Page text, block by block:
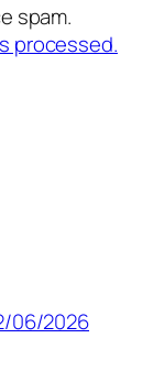
spam.
processed.
06/2026